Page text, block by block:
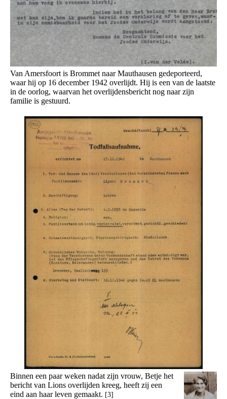
Van Amersfoort is Brommet naar Mauthausen gedeporteerd,
waar hij op 16 december 1942 overlijdt. Hij is een van de laatste
in de oorlog, waarvan het overlijdensbericht nog naar zijn
familie is gestuurd.
Binnen een paar weken nadat zijn vrouw, Betje het
bericht van Lions overlijden kreeg, heeft zij een
eind aan haar leven gemaakt. [3]